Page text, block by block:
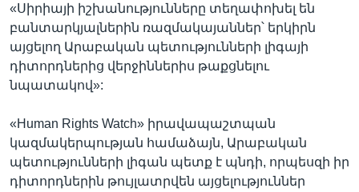
«Սիրիայի իշխանությունները տեղափոխել են
բանտարկյալներին ռազմակայաններ՝ երկիրն
այցելող Արաբական պետությունների լիգայի
դիտորդներից վերջիններիս թաքցնելու
նպատակով»:
«Human Rights Watch» իրավապաշտպան
կազմակերպության համաձայն, Արաբական
պետությունների լիգան պետք է պնդի, որպեսզի իր
դիտորդներին թույլատրվեն այցելություններ